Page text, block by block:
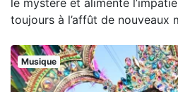
le mystère et alimente
toujours à l’affût de nouveaux
Musique